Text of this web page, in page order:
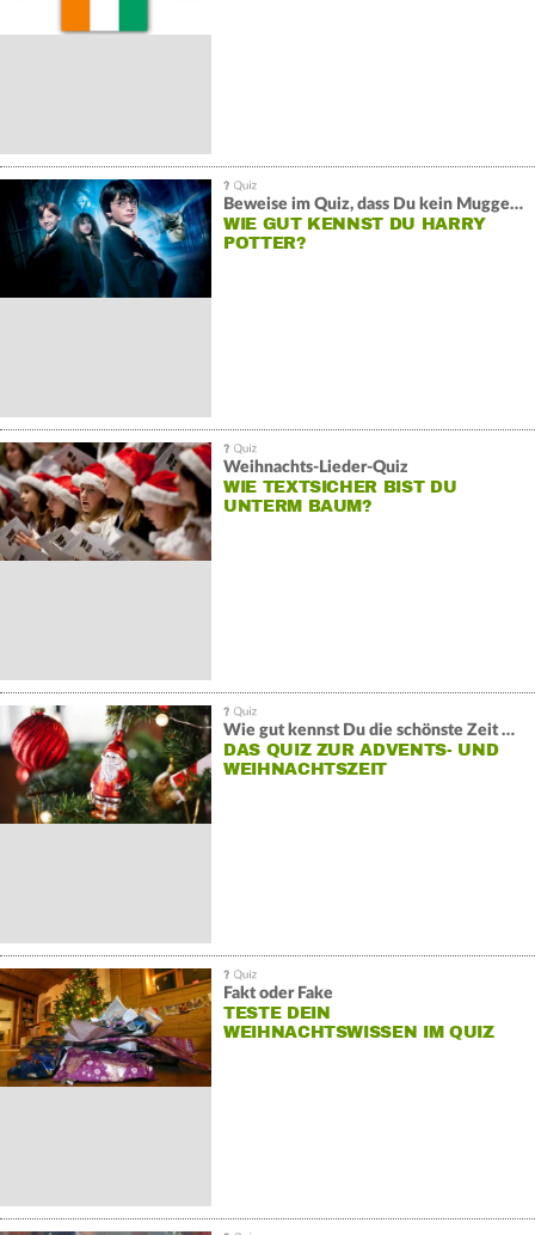
Beweise im Quiz, dass Du kein Muggel bist
WIE GUT KENNST DU HARRY
POTTER?
Weihnachts-Lieder-Quiz
WIE TEXTSICHER BIST DU
UNTERM BAUM?
Wie gut kennst Du die schönste Zeit des Winters?
DAS QUIZ ZUR ADVENTS- UND
WEIHNACHTSZEIT
Fakt oder Fake
TESTE DEIN
WEIHNACHTSWISSEN IM QUIZ